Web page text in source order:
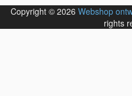
Copyright © 2026 Webshop
rights